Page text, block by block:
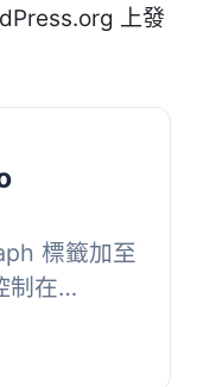
上發
標籤加至
制在
任何設